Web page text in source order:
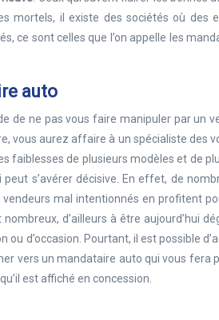
mortels, il existe des sociétés où des
ce sont celles que l’on appelle les
auto
de ne pas vous faire manipuler par un
vous aurez affaire à un spécialiste des
faiblesses de plusieurs modèles et de
s’avérer décisive. En effet, de
mal intentionnés en profitent
d’ailleurs à être aujourd’hui
d’occasion. Pourtant, il est possible
vers un mandataire auto qui vous fera
est affiché en concession.